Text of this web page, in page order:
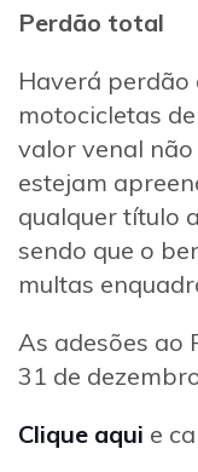
Perdão total
Haverá perdão
motocicletas
valor venal não
estejam
qualquer título
sendo que o
multas
As adesões ao
31 de
Clique aqui e